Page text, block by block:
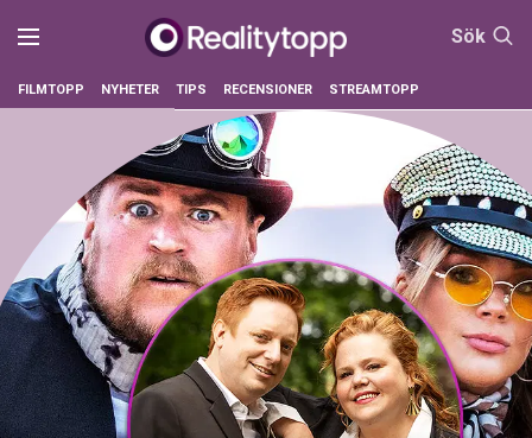
Sök
FILMTOPP NYHETER TIPS RECENSIONER STREAMTOPP